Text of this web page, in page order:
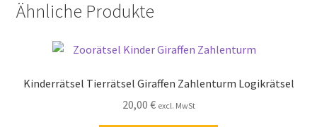
Ähnliche Produkte
Kinderrätsel Tierrätsel Giraffen Zahlenturm Logikrätsel
20,00 € excl. MwSt